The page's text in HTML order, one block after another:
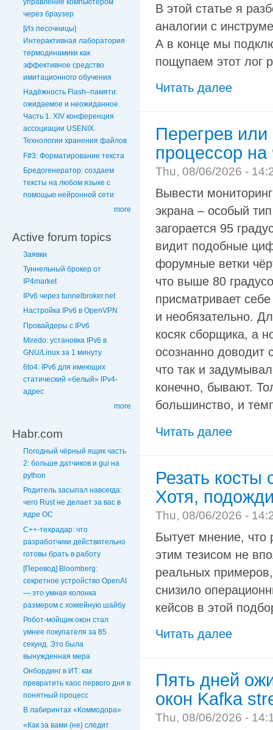
управление компьютером
через браузер
[Из песочницы]
Интерактивная лаборатория
термодинамики как
эффективное средство
имитационного обучения
Надёжность Flash–памяти:
ожидаемое и неожиданное.
Часть 1. XIV конференция
ассоциации USENIX.
Технологии хранения файлов
F#3: Форматирование текста
Бредогенератор: создаем
тексты на любом языке с
помощью нейронной сети
more
Active forum topics
Заявки
Туннельный брокер от
IP4market
IPv6 через tunnelbroker.net
Настройка IPv6 в OpenVPN
Провайдеры с IPv6
Miredo: установка IPv6 в
GNU/Linux за 1 минуту
6to4: IPv6 для имеющих
статический «белый» IPv4-
адрес
more
Habr.com
Погодный чёрный ящик часть
2: больше датчиков и gui на
python
Родитель засыпал навсегда:
чего Rust не делает за вас в
ядре ОС
C++-техрадар: что
разработчики действительно
готовы брать в работу
[Перевод] Bloomberg:
секретное устройство OpenAI
— это умная колонка
размером с хоккейную шайбу
Робот-мойщик окон стал
умнее покупателя за 85
секунд. Это была
вынужденная мера
Онбординг в ИТ: как
превратить хаос первого дня в
понятный процесс
В лабиринтах «Коммодора»
«Как за вами (не) следит
В этой статье я
аналогии с
А в конце мы
пощупаем этот лог
Читать далее
Перегрев
процессор на
Thu, 08/06/2026 -
Вывести
экрана – особый
загорается 95
видит подобные
форумные ветки
что выше 80
присматривает
и необязательно.
косяк сборщика, а
осознанно доводит
что так и
конечно, бывают.
большинство, и
Читать далее
Резать
Хотя,
Thu, 08/06/2026 -
Бытует мнение,
этим тезисом не
реальных
снизило
кейсов в этой
Читать далее
Пять дней
окон Kafka
Thu, 08/06/2026 -